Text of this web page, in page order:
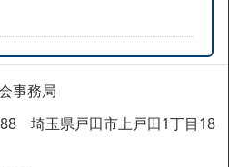
事務局
埼玉県戸田市上戸田1丁目18